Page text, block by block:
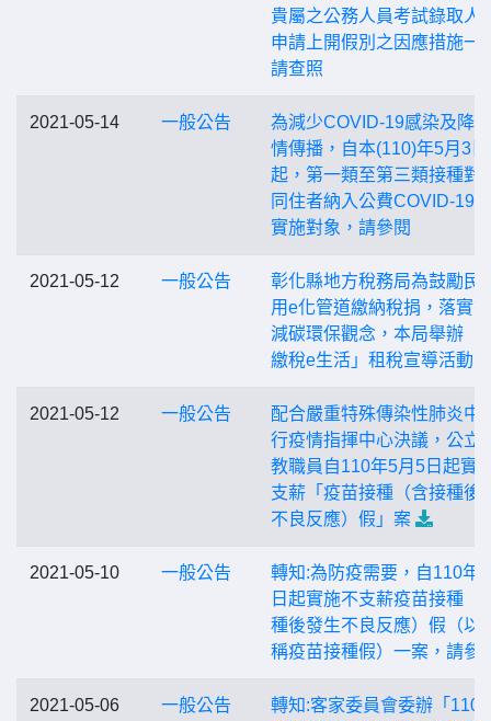
貴屬之公務人員考試錄取人
申請上開假別之因應措施一
請查照
2021-05-14 一般公告
為減少COVID-19感染及降
情傳播，自本(110)年5月3日
起，第一類至第三類接種對
同住者納入公費COVID-19
實施對象，請參閱
2021-05-12 一般公告
彰化縣地方稅務局為鼓勵民
用e化管道繳納稅捐，落實
減碳環保觀念，本局舉辦「
繳稅e生活」租稅宣導活動
2021-05-12 一般公告
配合嚴重特殊傳染性肺炎中
行疫情指揮中心決議，公立
教職員自110年5月5日起實
支薪「疫苗接種（含接種後
不良反應）假」案
2021-05-10 一般公告
轉知:為防疫需要，自110年
日起實施不支薪疫苗接種（
種後發生不良反應）假（以
稱疫苗接種假）一案，請參
2021-05-06 一般公告
轉知:客家委員會委辦「110